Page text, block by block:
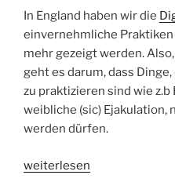
In England haben wir die
einvernehmliche
mehr gezeigt werden.
geht es darum, dass
zu praktizieren sind wie
weibliche (sic)
werden dürfen.
„Droht
weiterlesen